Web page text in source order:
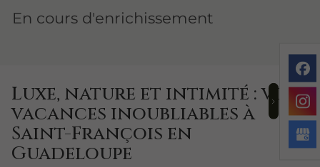
En cours d'enrichissement
Luxe, nature et intimité : vos
vacances inoubliables à
Saint-François en
Guadeloupe